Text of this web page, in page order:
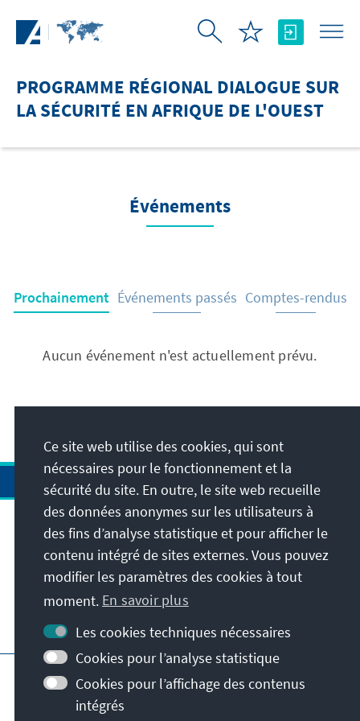
PROGRAMME RÉGIONAL DIALOGUE SUR
LA SÉCURITÉ EN AFRIQUE DE L'OUEST
Événements
Prochainement Événements passés Comptes-rendus
Aucun événement n'est actuellement prévu.
Adresse
Contact
Visitez aussi
Page principale de la KAS
Impressum
Protection des données
Conditions d'utilisation
Ce site web utilise des cookies, qui sont
nécessaires pour le fonctionnement et la
sécurité du site. En outre, le site web recueille
des données anonymes sur les utilisateurs à
des fins d’analyse statistique et pour afficher le
contenu intégré de sites externes. Vous pouvez
modifier les paramètres des cookies à tout
moment. En savoir plus
Les cookies techniques nécessaires
Cookies pour l’analyse statistique
Cookies pour l’affichage des contenus
intégrés